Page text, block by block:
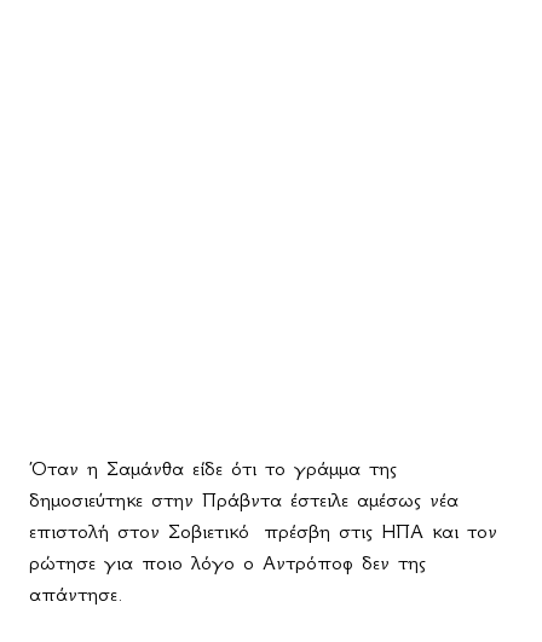
Όταν η Σαμάνθα είδε ότι το γράμμα της
δημοσιεύτηκε στην Πράβντα έστειλε αμέσως νέα
επιστολή στον Σοβιετικό
πρέσβη στις ΗΠΑ και τον
ρώτησε για ποιο λόγο ο Αντρόποφ δεν της
απάντησε.